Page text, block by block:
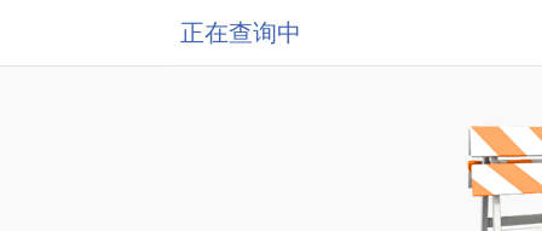
正在查询中